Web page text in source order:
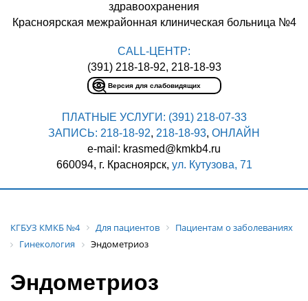
CALL-ЦЕНТР:
(391) 218-18-92, 218-18-93
Версия для слабовидящих
здравоохранения
Красноярская межрайонная клиническая больница №4
ПЛАТНЫЕ УСЛУГИ: (391) 218-07-33
ЗАПИСЬ: 218-18-92, 218-18-93, ОНЛАЙН
e-mail: krasmed@kmkb4.ru
660094, г. Красноярск, ул. Кутузова, 71
КГБУЗ КМКБ №4 Для пациентов
Пациентам о заболеваниях
Гинекология
Эндометриоз
Эндометриоз